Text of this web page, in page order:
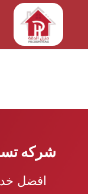
شركه
افضل